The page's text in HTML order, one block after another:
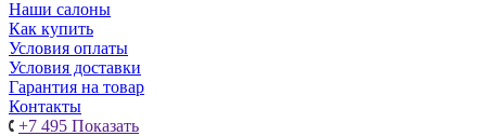
Наши салоны
Как купить
Условия оплаты
Условия доставки
Гарантия на товар
Контакты
+7 495 Показать